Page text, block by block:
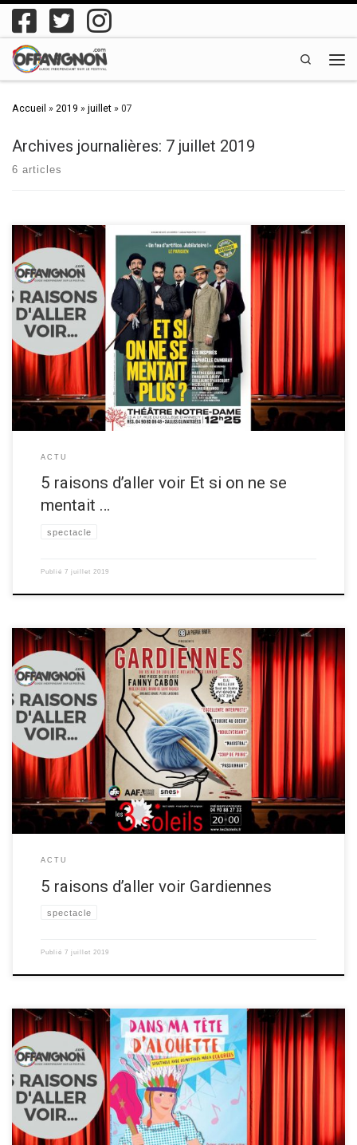
Passer au contenu
Search
Accueil » 2019 » juillet » 07
Archives journalières: 7 juillet 2019
6 articles
Un membre de la compagnie Les inspirés vous donne ses 5 raisons
d’aller voir le spectacle comique “Et si on ne se mentait plus?“, au
festival OFF d’Avignon 2019! Découvrez les raisons d’aller voir ce
spectacle ci-dessous ▼ Les 5 raisons de voir “Et si on ne se mentait
plus?” […]
ACTU
5 raisons d’aller voir Et si on ne se
mentait …
spectacle
Publié 7 juillet 2019
Un membre de La pierre brute vous donne ses 5 raisons d’aller voir la
pièce de Théâtre “Gardiennes“, au festival OFF d’Avignon 2019!
Découvrez les raisons d’aller voir ce spectacle ci-dessous ▼ Les 5
raisons de voir “Gardiennes” Raison 1 La thématique forte est en
raisonnance avec l’actualité, le sujet […]
ACTU
5 raisons d’aller voir Gardiennes
spectacle
Publié 7 juillet 2019
Un membre de l’équipe du Théâtre des grands enfants, vous donne ses
5 raisons d’aller voir le spectacle musical jeune public “Dans ma tête
d’Alouette“, au festival OFF d’Avignon 2019! Découvrez les raisons
d’aller voir ce spectacle ci-dessous ▼ Les 5 raisons de voir “Dans ma
tête d’Alouette” Raison 1 […]